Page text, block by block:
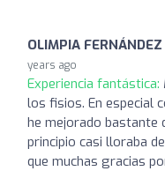
OLIMPIA
years ago
Experiencia fantástica:
los fisios. En especial
he mejorado bastante
principio casi lloraba
que muchas gracias